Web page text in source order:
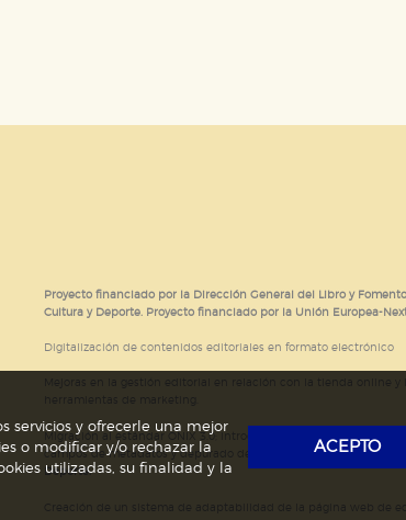
Proyecto financiado por la Dirección General del Libro y
Cultura y Deporte. Proyecto financiado por la Unión Europea-
Digitalización de contenidos editoriales en formato electrónico
Migración al estándar ONIX 3.0; introducción del estándar
campos de metadatos y depurado de código HTML.Actividad
Deporte.
servicios y ofrecerle una mejor
o modificar y/o rechazar la
utilizadas, su finalidad y la
ACEPTO